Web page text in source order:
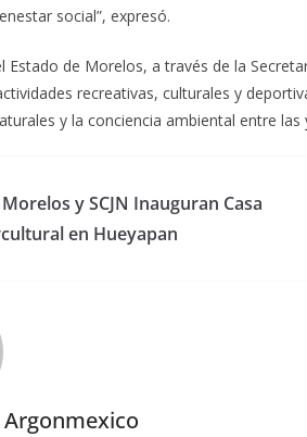
social”, expresó.
Estado de Morelos, a través de la
recreativas, culturales y
y la conciencia ambiental entre las
y SCJN Inauguran Casa
en Hueyapan
Argonmexico